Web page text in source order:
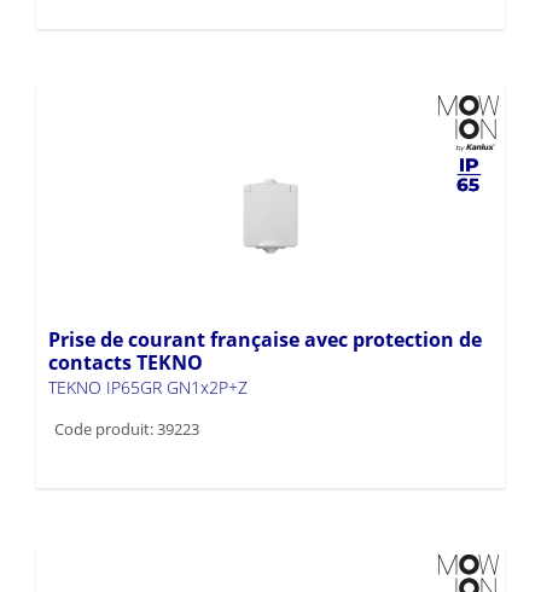
Prise de courant française avec protection de
contacts TEKNO
TEKNO IP65GR GN1x2P+Z
Code produit: 39223